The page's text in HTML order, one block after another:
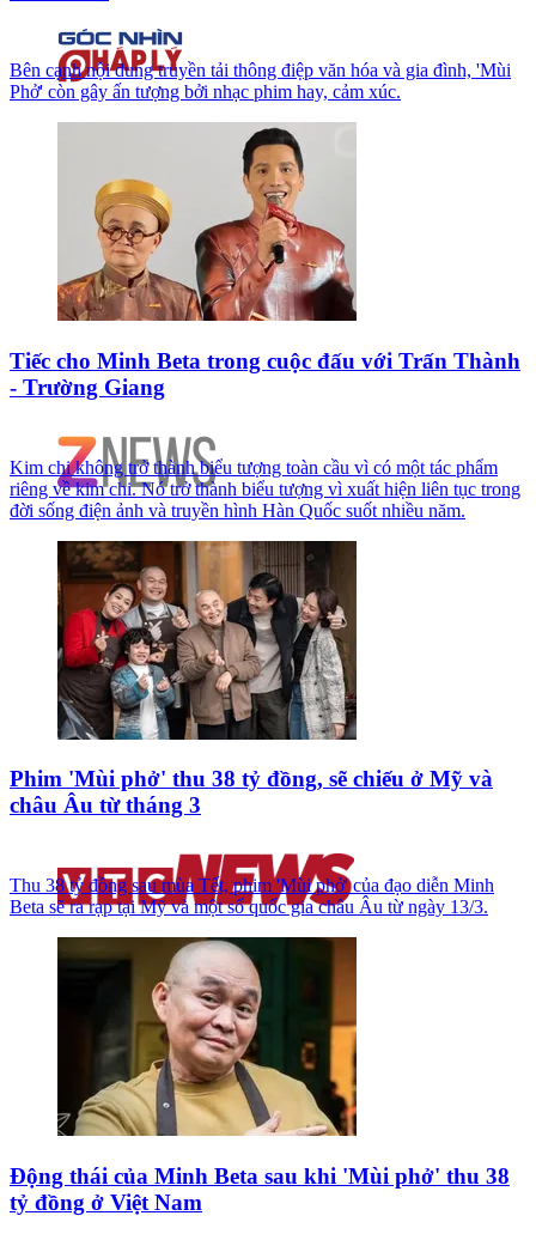
Bên cạnh nội dung truyền tải thông điệp văn hóa và gia đình, 'Mùi
Phở' còn gây ấn tượng bởi nhạc phim hay, cảm xúc.
Tiếc cho Minh Beta trong cuộc đấu với Trấn Thành
- Trường Giang
Kim chi không trở thành biểu tượng toàn cầu vì có một tác phẩm
riêng về kim chi. Nó trở thành biểu tượng vì xuất hiện liên tục trong
đời sống điện ảnh và truyền hình Hàn Quốc suốt nhiều năm.
Phim 'Mùi phở' thu 38 tỷ đồng, sẽ chiếu ở Mỹ và
châu Âu từ tháng 3
Thu 38 tỷ đồng sau mùa Tết, phim 'Mùi phở' của đạo diễn Minh
Beta sẽ ra rạp tại Mỹ và một số quốc gia châu Âu từ ngày 13/3.
Động thái của Minh Beta sau khi 'Mùi phở' thu 38
tỷ đồng ở Việt Nam